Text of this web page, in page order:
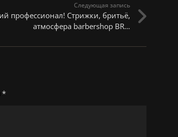
Следующая запись
профессионал! Стрижки, бритьё,
атмосфера barbershop BR…
*